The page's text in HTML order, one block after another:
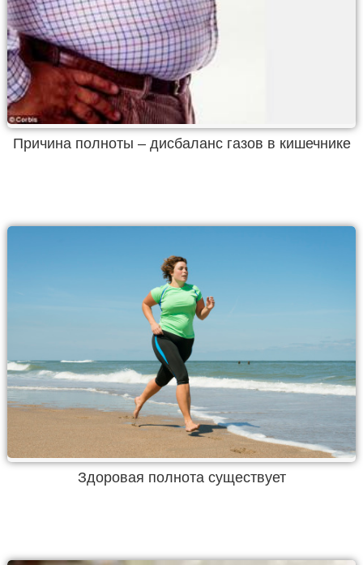
Причина полноты – дисбаланс газов в кишечнике
Здоровая полнота существует